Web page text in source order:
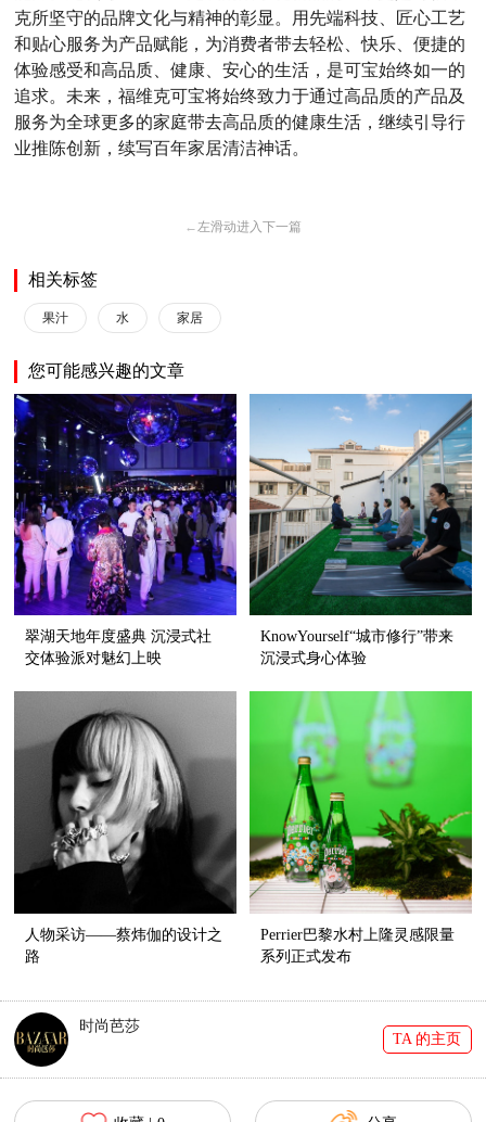
克所坚守的品牌文化与精神的彰显。用先端科技、匠心工艺
和贴心服务为产品赋能，为消费者带去轻松、快乐、便捷的
体验感受和高品质、健康、安心的生活，是可宝始终如一的
追求。未来，福维克可宝将始终致力于通过高品质的产品及
服务为全球更多的家庭带去高品质的健康生活，继续引导行
业推陈创新，续写百年家居清洁神话。
←左滑动进入下一篇
相关标签
果汁 水 家居
您可能感兴趣的文章
翠湖天地年度盛典 沉浸式社
交体验派对魅幻上映
KnowYourself“城市修行”带来
沉浸式身心体验
人物采访——蔡炜伽的设计之
路
Perrier巴黎水村上隆灵感限量
系列正式发布
时尚芭莎
TA 的主页